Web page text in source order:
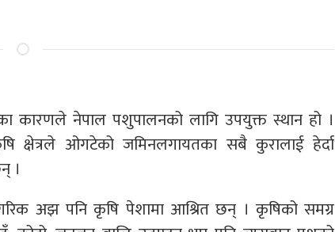
कारणले नेपाल पशुपालनको लागि उपयुक्त स्थान हो ।
क्षेत्रले ओगटेको जमिनलगायतका सबै कुरालाई हेर्दा
।
अझ पनि कृषि पेशामा आश्रित छन् । कृषिको समग्र